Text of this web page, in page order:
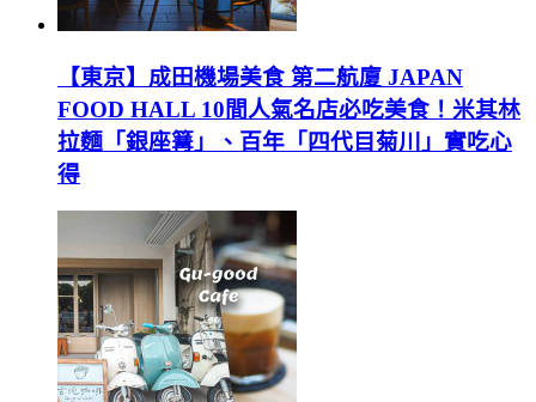
【東京】成田機場美食 第二航廈 JAPAN
FOOD HALL 10間人氣名店必吃美食！米其林
拉麵「銀座篝」、百年「四代目菊川」實吃心
得